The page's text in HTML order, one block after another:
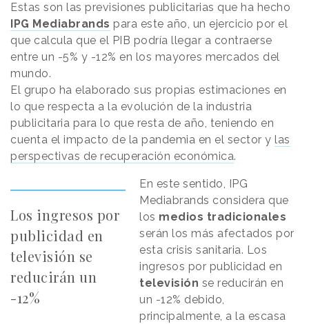
Estas son las previsiones publicitarias que ha hecho
IPG Mediabrands para este año, un ejercicio por el
que calcula que el PIB podría llegar a contraerse
entre un -5% y -12% en los mayores mercados del
mundo.
El grupo ha elaborado sus propias estimaciones en
lo que respecta a la evolución de la industria
publicitaria para lo que resta de año, teniendo en
cuenta el impacto de la pandemia en el sector y las
perspectivas de recuperación económica.
Los ingresos por
publicidad en
televisión se
reducirán un
-12%
En este sentido, IPG
Mediabrands considera que
los medios tradicionales
serán los más afectados por
esta crisis sanitaria. Los
ingresos por publicidad en
televisión se reducirán en
un -12% debido,
principalmente, a la escasa